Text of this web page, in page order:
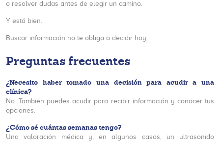
o resolver dudas antes de elegir un camino.
Y está bien.
Buscar información no te obliga a decidir hoy.
Preguntas frecuentes
¿Necesito haber tomado una decisión para acudir a una
clínica?
No. También puedes acudir para recibir información y conocer tus
opciones.
¿Cómo sé cuántas semanas tengo?
Una valoración médica y, en algunos casos, un ultrasonido